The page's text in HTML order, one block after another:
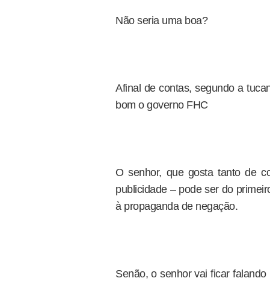
Não seria uma boa?
Afinal de contas, segundo a
bom o governo FHC
O senhor, que gosta tanto de
publicidade – pode ser do
à propaganda de negação.
Senão, o senhor vai ficar